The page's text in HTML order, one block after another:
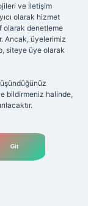
ve İletişim
olarak hizmet
olarak denetleme
Ancak, üyelerimiz
siteye üye olarak
bildirmeniz halinde,